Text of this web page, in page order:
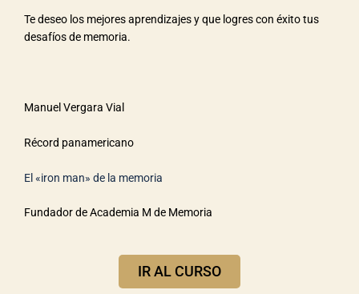
Te deseo los mejores aprendizajes y que logres con éxito tus
desafíos de memoria.
Manuel Vergara Vial
Récord panamericano
El «iron man» de la memoria
Fundador de Academia M de Memoria
IR AL CURSO